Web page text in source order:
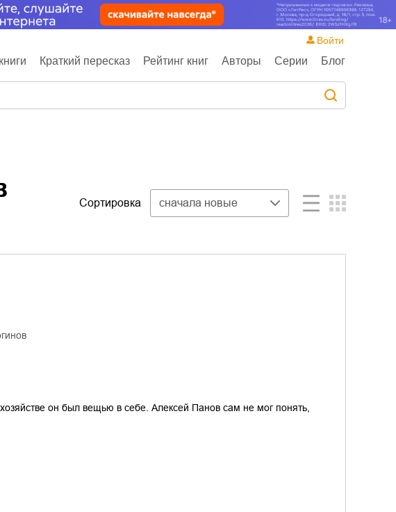
Краткий пересказ Рейтинг книг Авторы Серии Блог
Войти
Сортировка сначала новые
он был вещью в себе. Алексей Панов сам не мог понять,